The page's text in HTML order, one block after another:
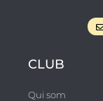
CLUB
Qui som